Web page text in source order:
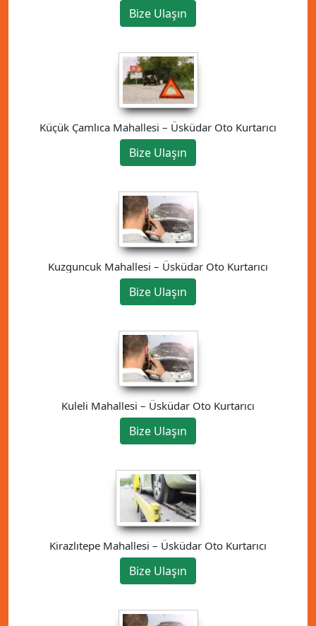
Bize Ulaşın
Küçük Çamlıca Mahallesi – Üsküdar Oto Kurtarıcı
Bize Ulaşın
Kuzguncuk Mahallesi – Üsküdar Oto Kurtarıcı
Bize Ulaşın
Kuleli Mahallesi – Üsküdar Oto Kurtarıcı
Bize Ulaşın
Kirazlıtepe Mahallesi – Üsküdar Oto Kurtarıcı
Bize Ulaşın